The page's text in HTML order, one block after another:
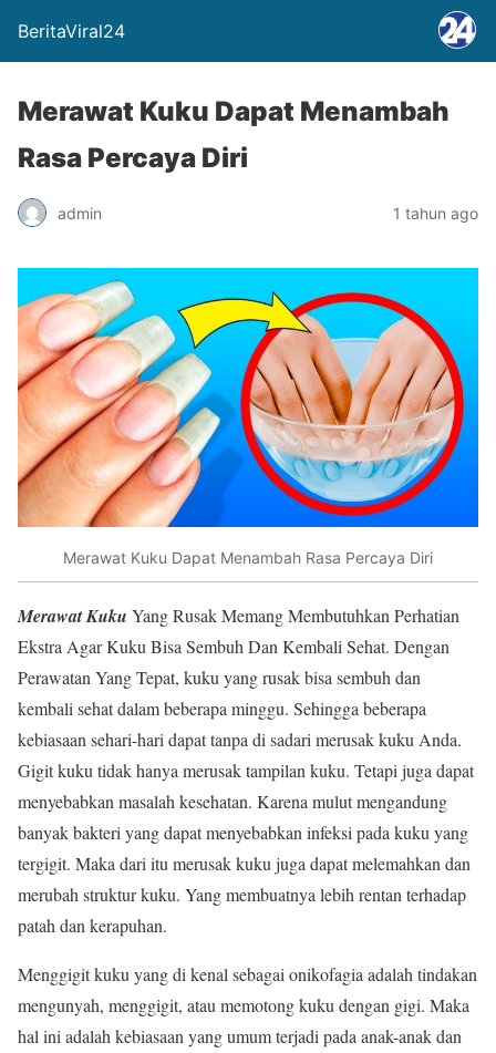
BeritaViral24
Merawat Kuku Dapat Menambah
Rasa Percaya Diri
admin 1 tahun ago
Merawat Kuku Dapat Menambah Rasa Percaya Diri
Merawat Kuku Yang Rusak Memang Membutuhkan Perhatian
Ekstra Agar Kuku Bisa Sembuh Dan Kembali Sehat. Dengan
Perawatan Yang Tepat, kuku yang rusak bisa sembuh dan
kembali sehat dalam beberapa minggu. Sehingga beberapa
kebiasaan sehari-hari dapat tanpa di sadari merusak kuku Anda.
Gigit kuku tidak hanya merusak tampilan kuku. Tetapi juga dapat
menyebabkan masalah kesehatan. Karena mulut mengandung
banyak bakteri yang dapat menyebabkan infeksi pada kuku yang
tergigit. Maka dari itu merusak kuku juga dapat melemahkan dan
merubah struktur kuku. Yang membuatnya lebih rentan terhadap
patah dan kerapuhan.
Menggigit kuku yang di kenal sebagai onikofagia adalah tindakan
mengunyah, menggigit, atau memotong kuku dengan gigi. Maka
hal ini adalah kebiasaan yang umum terjadi pada anak-anak dan